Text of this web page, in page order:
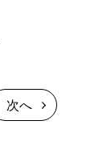
次へ